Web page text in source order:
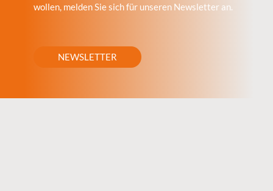
wollen, melden Sie sich für unseren Newsletter an.
NEWSLETTER